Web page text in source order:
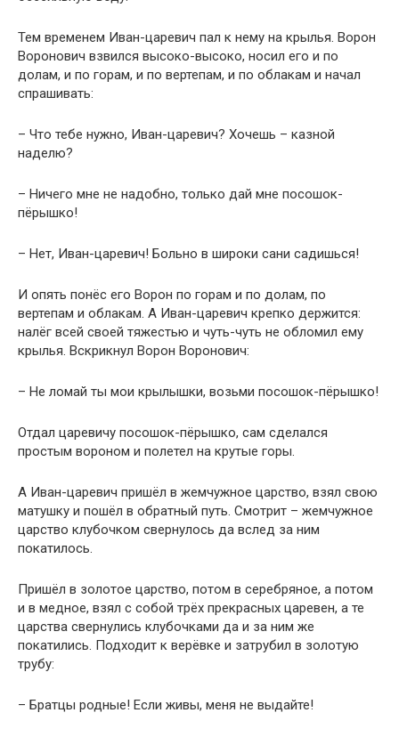
Тем временем Иван-царевич пал к нему на крылья. Ворон
Воронович взвился высоко-высоко, носил его и по
долам, и по горам, и по вертепам, и по облакам и начал
спрашивать:
– Что тебе нужно, Иван-царевич? Хочешь – казной
наделю?
– Ничего мне не надобно, только дай мне посошок-
пёрышко!
– Нет, Иван-царевич! Больно в широки сани садишься!
И опять понёс его Ворон по горам и по долам, по
вертепам и облакам. А Иван-царевич крепко держится:
налёг всей своей тяжестью и чуть-чуть не обломил ему
крылья. Вскрикнул Ворон Воронович:
– Не ломай ты мои крылышки, возьми посошок-пёрышко!
Отдал царевичу посошок-пёрышко, сам сделался
простым вороном и полетел на крутые горы.
А Иван-царевич пришёл в жемчужное царство, взял свою
матушку и пошёл в обратный путь. Смотрит – жемчужное
царство клубочком свернулось да вслед за ним
покатилось.
Пришёл в золотое царство, потом в серебряное, а потом
и в медное, взял с собой трёх прекрасных царевен, а те
царства свернулись клубочками да и за ним же
покатились. Подходит к верёвке и затрубил в золотую
трубу:
– Братцы родные! Если живы, меня не выдайте!